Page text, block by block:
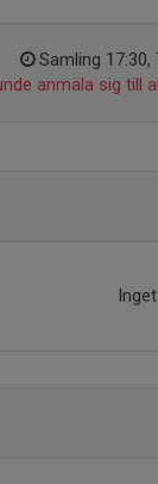
Samling
anmäla sig till